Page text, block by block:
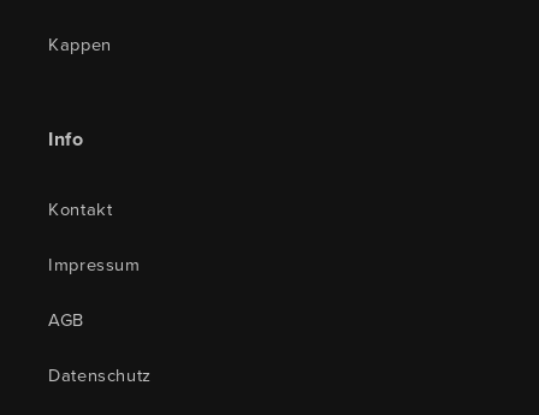
Kappen
Info
Kontakt
Impressum
AGB
Datenschutz